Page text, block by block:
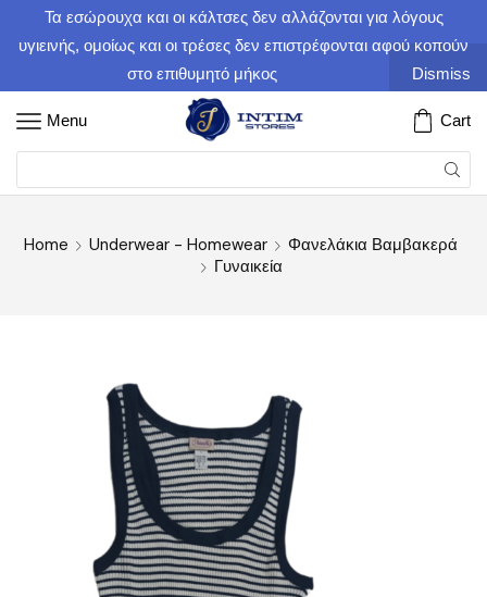
Τα εσώρουχα και οι κάλτσες δεν αλλάζονται για λόγους
υγιεινής, ομοίως και οι τρέσες δεν επιστρέφονται αφού κοπούν
στο επιθυμητό μήκος
Dismiss
Menu Cart
Home Underwear - Homewear
Φανελάκια Βαμβακερά
Γυναικεία